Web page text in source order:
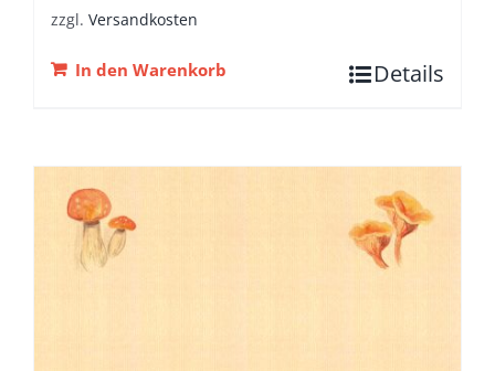
zzgl. Versandkosten
In den Warenkorb Details